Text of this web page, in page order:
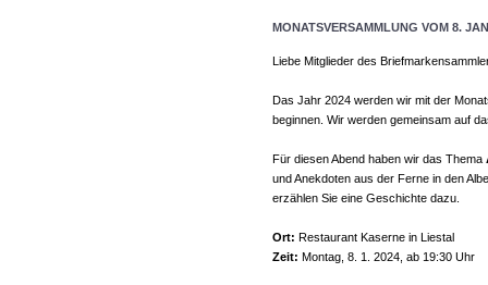
MONATSVERSAMMLUNG VOM 8.
Liebe Mitglieder des
Das Jahr 2024 werden wir mit der
beginnen. Wir werden gemeinsam auf
Für diesen Abend haben wir das Thema
und Anekdoten aus der Ferne in den
erzählen Sie eine Geschichte dazu.
Ort: Restaurant Kaserne in Liestal
Zeit: Montag, 8. 1. 2024, ab 19:30 Uhr